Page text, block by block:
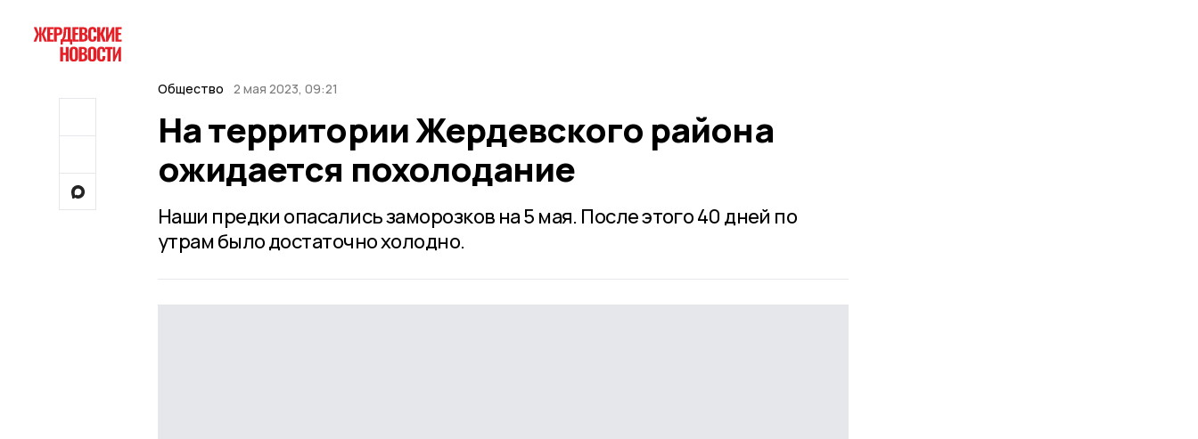
Общество 2 мая 2023, 09:21
На территории Жердевского района
ожидается похолодание
Наши предки опасались заморозков на 5 мая. После этого 40 дней по
утрам было достаточно холодно.